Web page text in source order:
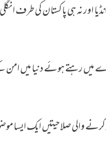
اور نہ ہی پاکستان کی طرف
رہتے ہوئے دنیا میں امن
والی صلاحیتیں ایک ایسا